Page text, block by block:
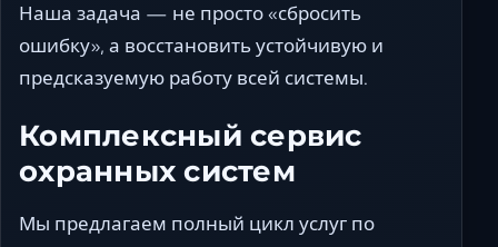
Наша задача — не просто «сбросить
ошибку», а восстановить устойчивую и
предсказуемую работу всей системы.
Комплексный сервис
охранных систем
Мы предлагаем полный цикл услуг по